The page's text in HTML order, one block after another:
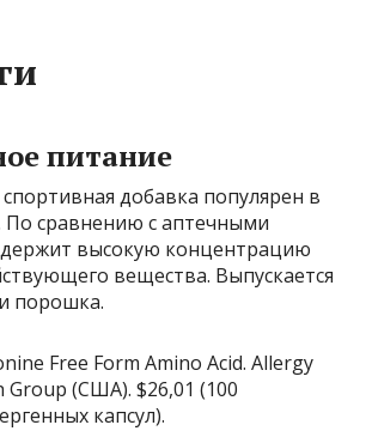
питание
добавка популярен в
По сравнению с аптечными
высокую концентрацию
вещества. Выпускается
порошка.
Free Form Amino Acid. Allergy
Group (США). $26,01 (100
капсул).